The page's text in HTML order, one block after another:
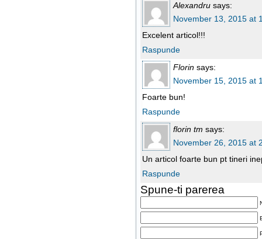
Alexandru says:
November 13, 2015 at
Excelent articol!!!
Raspunde
Florin says:
November 15, 2015 at
Foarte bun!
Raspunde
florin tm says:
November 26, 2015 at
Un articol foarte bun pt tineri
Raspunde
Spune-ti parerea